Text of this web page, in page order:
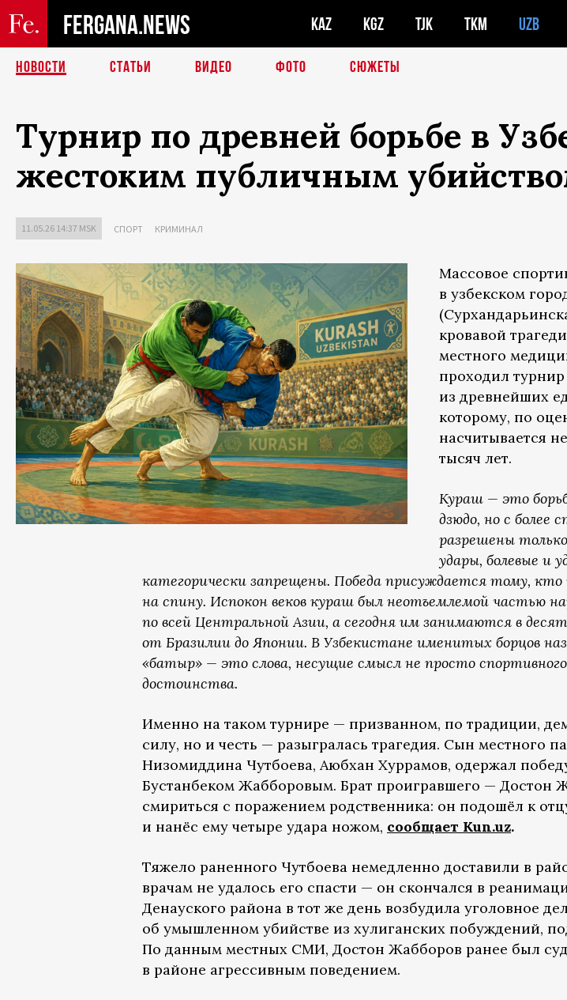
FERGANA.NEWS KAZ KGZ TJK TKM UZB
НОВОСТИ СТАТЬИ ВИДЕО ФОТО СЮЖЕТЫ
Турнир по древней борьбе в
жестоким публичным
11.05.26 14:37 MSK СПОРТ КРИМИНАЛ
Массовое
в узбекском
кровавой
местного
проходил
из древнейших
которому, по
насчитывается
тысяч лет.
Кураш — это
дзюдо, но с более
разрешены
удары, болевые и
категорически запрещены. Победа присуждается тому,
на спину. Испокон веков кураш был неотъемлемой частью
по всей Центральной Азии, а сегодня им занимаются в
от Бразилии до Японии. В Узбекистане именитых борцов
«батыр» — это слова, несущие смысл не просто
достоинства.
Именно на таком турнире — призванном, по традиции,
силу, но и честь — разыгралась трагедия. Сын местного
Низомиддина Чутбоева, Аюбхан Хуррамов, одержал
Бустанбеком Жабборовым. Брат проигравшего — Достон
смириться с поражением родственника: он подошёл к
и нанёс ему четыре удара ножом, сообщает Kun.uz.
Тяжело раненного Чутбоева немедленно доставили в
врачам не удалось его спасти — он скончался в
Денауского района в тот же день возбудила уголовное
об умышленном убийстве из хулиганских побуждений,
По данным местных СМИ, Достон Жабборов ранее был
в районе агрессивным поведением.